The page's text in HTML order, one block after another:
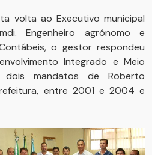
volta ao Executivo municipal
Engenheiro agrônomo e
o gestor respondeu
Integrado e Meio
mandatos de Roberto
entre 2001 e 2004 e